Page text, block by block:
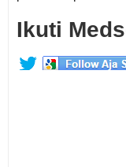
Ikuti